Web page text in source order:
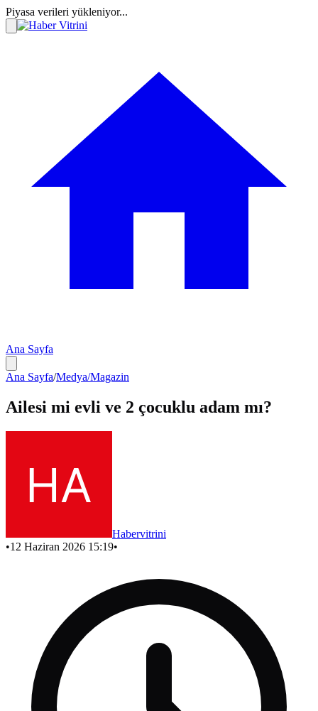
Piyasa verileri yükleniyor...
Ana Sayfa
Ana Sayfa/Medya/Magazin
Ailesi mi evli ve 2 çocuklu adam mı?
Habervitrini
•12 Haziran 2026 15:19•